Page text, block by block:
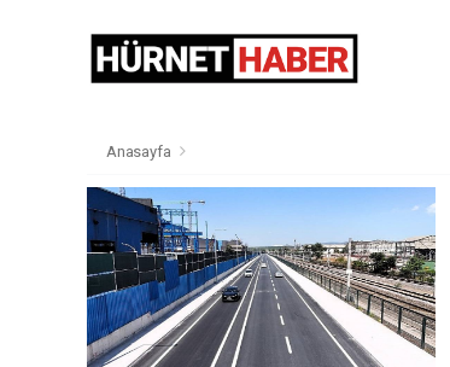
Anasayfa